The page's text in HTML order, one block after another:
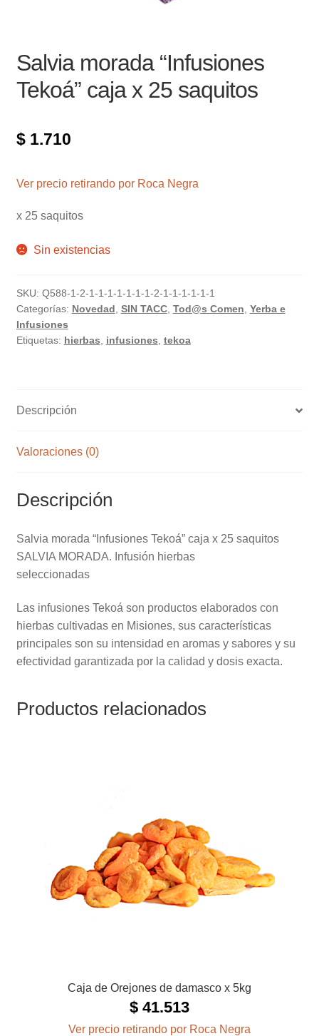
Salvia morada “Infusiones
Tekoá” caja x 25 saquitos
$1.710
Ver precio retirando por Roca Negra
x 25 saquitos
Sin existencias
SKU: Q588-1-2-1-1-1-1-1-1-1-2-1-1-1-1-1-1
Categorías: Novedad, SIN TACC, Tod@s Comen, Yerba e
Infusiones
Etiquetas: hierbas, infusiones, tekoa
Descripción
Valoraciones (0)
Descripción
Salvia morada “Infusiones Tekoá” caja x 25 saquitos
SALVIA MORADA. Infusión hierbas
seleccionadas
Las infusiones Tekoá son productos elaborados con
hierbas cultivadas en Misiones, sus características
principales son su intensidad en aromas y sabores y su
efectividad garantizada por la calidad y dosis exacta.
Productos relacionados
Caja de Orejones de damasco x 5kg
$ 41.513
Ver precio retirando por Roca Negra